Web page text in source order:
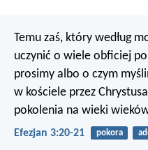
Temu zaś, który według
uczynić o wiele obficiej
prosimy albo o czym
w kościele przez
pokolenia na wieki
Efezjan 3:20-21 pokora